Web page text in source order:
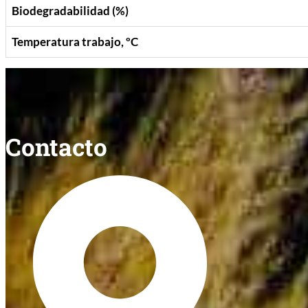
Biodegradabilidad (%)
Temperatura trabajo, ºC
Contacto